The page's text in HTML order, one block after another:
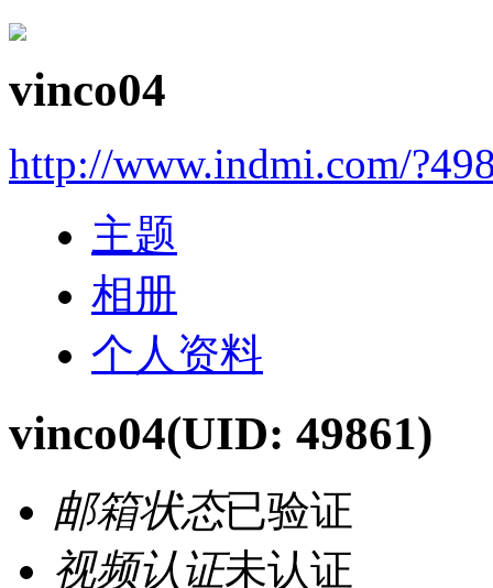
vinco04
http://www.indmi.com/
主题
相册
个人资料
vinco04(UID: 49861)
邮箱状态已验证
视频认证未认证